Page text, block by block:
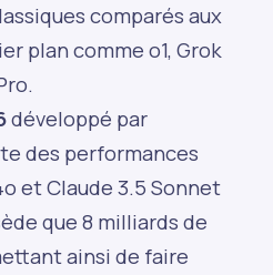
comparés aux
plan comme o1, Grok
développé par
des performances
et Claude 3.5 Sonnet
que 8 milliards de
ainsi de faire